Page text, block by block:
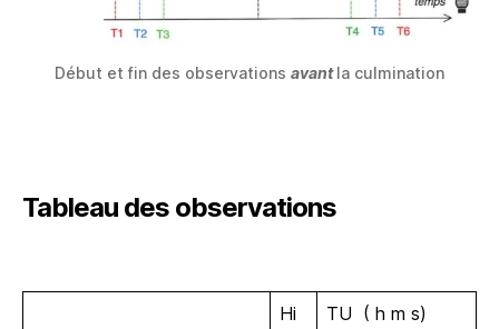
Début et fin des observations avantla culmination
Tableau des observations
Hi
TU ( h m s)